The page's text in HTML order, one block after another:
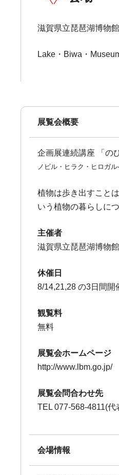
滋賀県立琵琶湖博物館
Lake・Biwa・
展覧会概要
企画展連続講座 「の
ノビル・ヒラク・ヒロガ
植物は歩き出すこと
いう植物の暮らしに
主催者
滋賀県立琵琶湖博物館
休催日
8/14,21,28 の3日間開
観覧料
無料
展覧会ホームページ
http://www.lbm.go.jp/
展覧会問合わせ先
TEL 077-568-4811(
会場情報